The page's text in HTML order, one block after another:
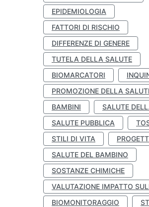
EPIDEMIOLOGIA
FATTORI DI RISCHIO
DIFFERENZE DI GENERE
TUTELA DELLA SALUTE
BIOMARCATORI
PROMOZIONE DELLA
BAMBINI
SALUTE
SALUTE PUBBLICA
STILI DI VITA
SALUTE DEL BAMBINO
SOSTANZE CHIMICHE
VALUTAZIONE IMPATTO
BIOMONITORAGGIO